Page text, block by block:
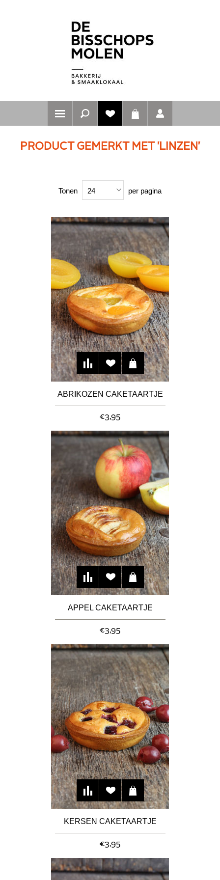
PRODUCT GEMERKT MET 'LINZEN'
Tonen 24 per pagina
ABRIKOZEN CAKETAARTJE
€3,95
APPEL CAKETAARTJE
€3,95
KERSEN CAKETAARTJE
€3,95